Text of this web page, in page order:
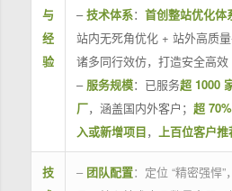
与
经
验
–技术体系： 首创整站优化体
站内无死角优化 + 站外高质
诸多同行效仿，打造安全高效
– 服务规模：已服务超 1000
厂，涵盖国内外客户； 超
入或新增项目， 上百位客户
技
– 团队配置：定位 “精密强悍